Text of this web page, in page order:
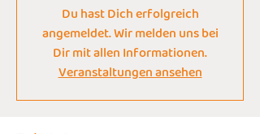
Du hast Dich erfolgreich
angemeldet. Wir melden uns bei
Dir mit allen Informationen.
Veranstaltungen ansehen